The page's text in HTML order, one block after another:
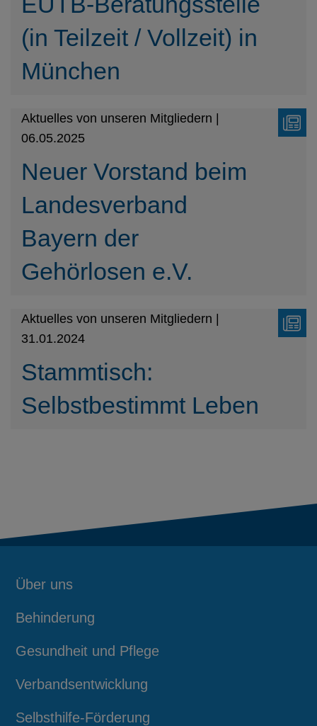
(in Teilzeit / Vollzeit) in
München
Aktuelles von unseren Mitgliedern |
06.05.2025
Neuer Vorstand beim
Landesverband
Bayern der
Gehörlosen e.V.
Aktuelles von unseren Mitgliedern |
31.01.2024
Stammtisch:
Selbstbestimmt Leben
Über uns
Behinderung
Gesundheit und Pflege
Verbandsentwicklung
Selbsthilfe-Förderung